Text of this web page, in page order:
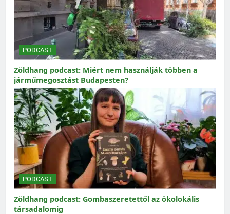
PODCAST
Zöldhang podcast: Miért nem használják többen a
járműmegosztást Budapesten?
PODCAST
Zöldhang podcast: Gombaszeretettől az ökolokális
társadalomig